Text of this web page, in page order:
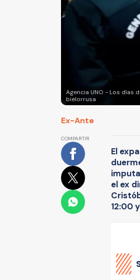
Agencia UNO - Los días
bielorrusa
Ex-Ante
COMPARTIR
El
el ex
12:00